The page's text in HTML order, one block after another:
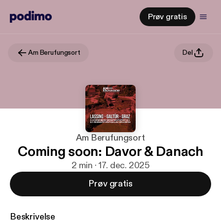
Prøv gratis
Am Berufungsort Del
Am Berufungsort
Coming soon: Davor & Danach
2 min · 17. dec. 2025
Prøv gratis
Beskrivelse